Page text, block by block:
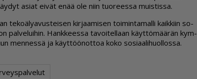
asi­at ei­vät enää ole niin tuo­rees­sa muis­tis­sa.
te­ko­ä­ly­a­vus­tei­sen kir­jaa­mi­sen toi­min­ta­mal­li kaik­kiin so­
pal­ve­lui­hin. Hank­kees­sa ta­voi­tel­laan käyt­tö­mää­rän kym­
men­nes­sä ja käyt­töö­not­toa koko so­si­aa­li­huol­los­sa.